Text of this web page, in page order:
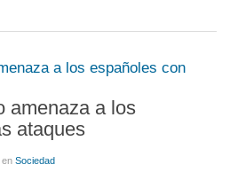
amenaza a los
ataques
en Sociedad